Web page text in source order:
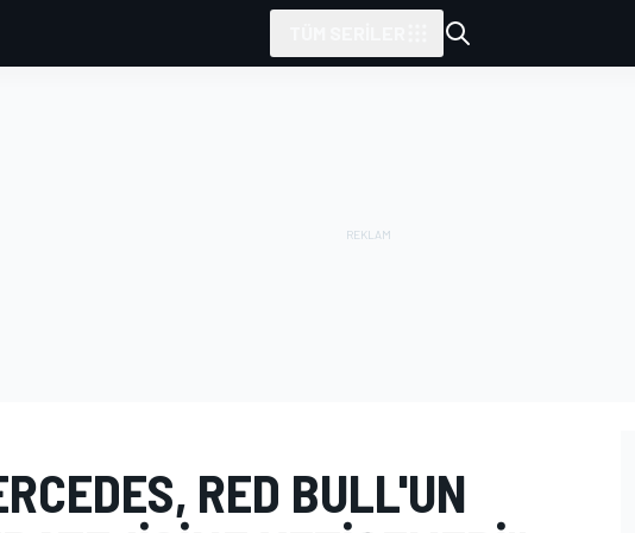
RED BULL'UN